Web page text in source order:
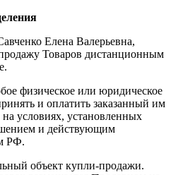
Елена Валерьевна,
Товаров дистанционным
физическое или юридическое
и оплатить заказанный им
условиях, установленных
и действующим
РФ.
объект купли-продажи.